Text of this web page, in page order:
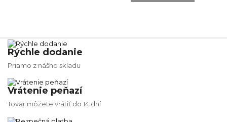
Rýchle dodanie
Priamo z nášho skladu
Vrátenie peňazí
Tovar môžete vrátiť do 14 dní